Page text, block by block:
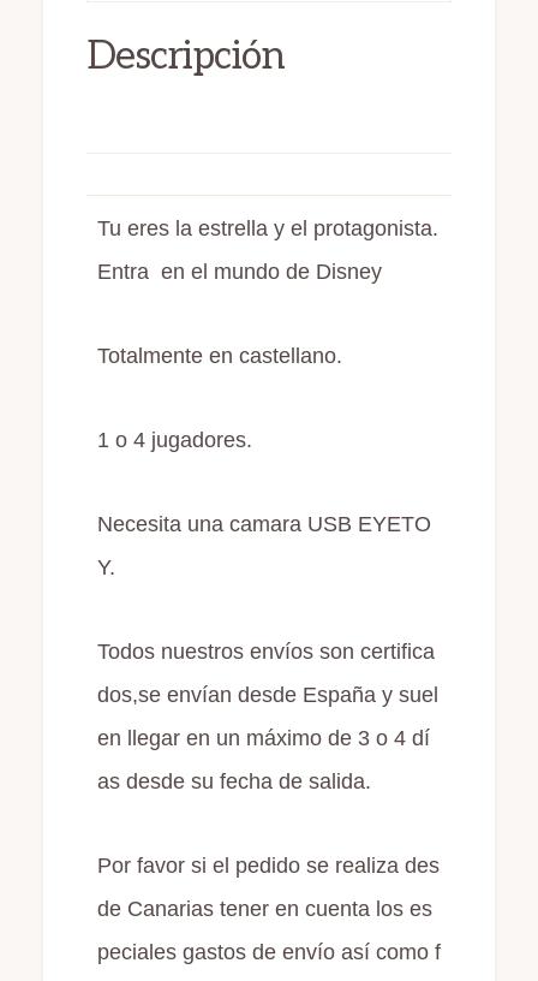
o
k
n
r
Descripción
Tu eres la estrella y el protagonista.
Entra en el mundo de Disney
Totalmente en castellano.
1 o 4 jugadores.
Necesita una camara USB EYETO
Y.
Todos nuestros envíos son certifica
dos,se envían desde España y suel
en llegar en un máximo de 3 o 4 dí
as desde su fecha de salida.
Por favor si el pedido se realiza des
de Canarias tener en cuenta los es
peciales gastos de envío así como f